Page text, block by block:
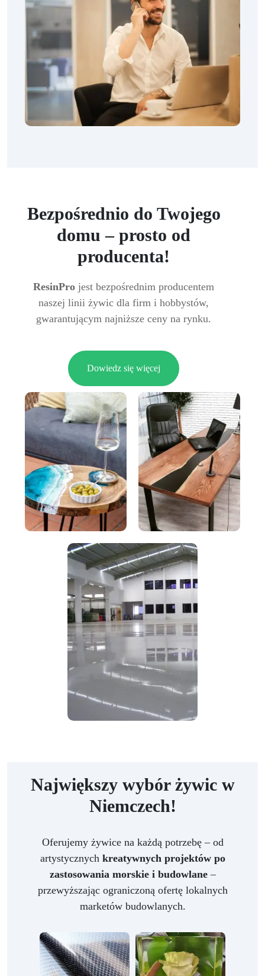
Bezpośrednio do Twojego
domu – prosto od
producenta!
ResinPro jest bezpośrednim producentem
naszej linii żywic dla firm i hobbystów,
gwarantującym najniższe ceny na rynku.
Dowiedz się więcej
Największy wybór żywic w
Niemczech!
Oferujemy żywice na każdą potrzebę – od
artystycznych kreatywnych projektów po
zastosowania morskie i budowlane–
przewyższając ograniczoną ofertę lokalnych
marketów budowlanych.